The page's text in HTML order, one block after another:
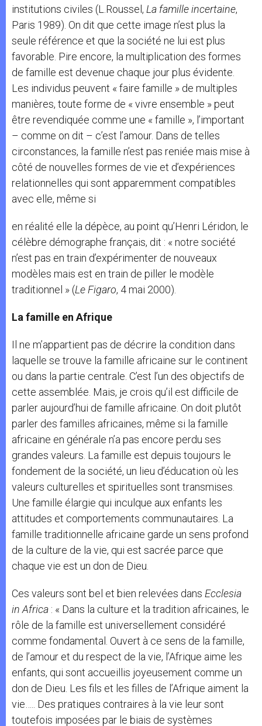
institutions civiles (L.Roussel, La famille incertaine,
Paris 1989). On dit que cette image n’est plus la
seule référence et que la société ne lui est plus
favorable. Pire encore, la multiplication des formes
de famille est devenue chaque jour plus évidente.
Les individus peuvent « faire famille » de multiples
manières, toute forme de « vivre ensemble » peut
être revendiquée comme une « famille », l’important
– comme on dit – c’est l’amour. Dans de telles
circonstances, la famille n’est pas reniée mais mise à
côté de nouvelles formes de vie et d’expériences
relationnelles qui sont apparemment compatibles
avec elle, même si
en réalité elle la dépèce, au point qu’Henri Léridon, le
célèbre démographe français, dit : « notre société
n’est pas en train d’expérimenter de nouveaux
modèles mais est en train de piller le modèle
traditionnel » (Le Figaro, 4 mai 2000).
La famille en Afrique
Il ne m’appartient pas de décrire la condition dans
laquelle se trouve la famille africaine sur le continent
ou dans la partie centrale. C’est l’un des objectifs de
cette assemblée. Mais, je crois qu’il est difficile de
parler aujourd’hui de famille africaine. On doit plutôt
parler des familles africaines, même si la famille
africaine en générale n’a pas encore perdu ses
grandes valeurs. La famille est depuis toujours le
fondement de la société, un lieu d’éducation où les
valeurs culturelles et spirituelles sont transmises.
Une famille élargie qui inculque aux enfants les
attitudes et comportements communautaires. La
famille traditionnelle africaine garde un sens profond
de la culture de la vie, qui est sacrée parce que
chaque vie est un don de Dieu.
Ces valeurs sont bel et bien relevées dans Ecclesia
in Africa : « Dans la culture et la tradition africaines, le
rôle de la famille est universellement considéré
comme fondamental. Ouvert à ce sens de la famille,
de l’amour et du respect de la vie, l’Afrique aime les
enfants, qui sont accueillis joyeusement comme un
don de Dieu. Les fils et les filles de l’Afrique aiment la
vie….. Des pratiques contraires à la vie leur sont
toutefois imposées par le biais de systèmes